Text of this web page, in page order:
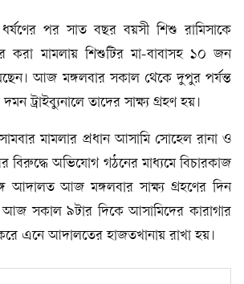
ধর্ষণের পর সাত বছর বয়সী শিশু রামিসাকে
করা মামলায় শিশুটির মা-বাবাসহ ১০ জন
আজ মঙ্গলবার সকাল থেকে দুপুর পর্যন্ত
ট্রাইব্যুনালে তাদের সাক্ষ্য গ্রহণ হয়।
মামলার প্রধান আসামি সোহেল রানা ও
বিরুদ্ধে অভিযোগ গঠনের মাধ্যমে বিচারকাজ
আজ মঙ্গলবার সাক্ষ্য গ্রহণের দিন
আজ সকাল ৯টার দিকে আসামিদের কারাগার
এনে আদালতের হাজতখানায় রাখা হয়।